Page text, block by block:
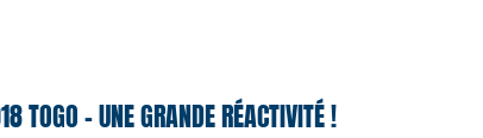
TOGO – UNE GRANDE RÉACTIVITÉ !